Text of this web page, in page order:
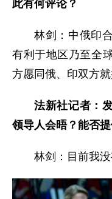
此有何评论？
林剑：中俄印
有利于地区乃至全
方愿同俄、印双方
法新社记者：
领导人会晤？能否
林剑：目前我没